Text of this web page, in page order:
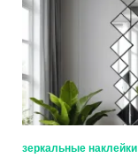
зеркальные наклейки